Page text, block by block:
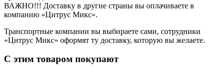
ВАЖНО!!! Доставку в другие страны вы оплачиваете в
компанию «Цитрус Микс».
Транспортные компании вы выбираете сами, сотрудники
«Цитрус Микс» оформят ту доставку, которую вы желаете.
С этим товаром покупают